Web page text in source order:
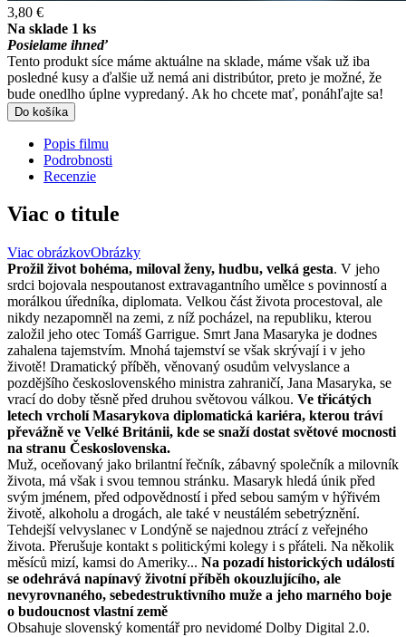
3,80 €
Na sklade 1 ks
Posielame ihneď
Tento produkt síce máme aktuálne na sklade, máme však už iba
posledné kusy a ďalšie už nemá ani distribútor, preto je možné, že
bude onedlho úplne vypredaný. Ak ho chcete mať, ponáhľajte sa!
Do košíka
Popis filmu
Podrobnosti
Recenzie
Viac o titule
Viac obrázkovObrázky
Prožil život bohéma, miloval ženy, hudbu, velká gesta. V jeho
srdci bojovala nespoutanost extravagantního umělce s povinností a
morálkou úředníka, diplomata. Velkou část života procestoval, ale
nikdy nezapomněl na zemi, z níž pocházel, na republiku, kterou
založil jeho otec Tomáš Garrigue. Smrt Jana Masaryka je dodnes
zahalena tajemstvím. Mnohá tajemství se však skrývají i v jeho
životě! Dramatický příběh, věnovaný osudům velvyslance a
pozdějšího československého ministra zahraničí, Jana Masaryka, se
vrací do doby těsně před druhou světovou válkou. Ve třicátých
letech vrcholí Masarykova diplomatická kariéra, kterou tráví
převážně ve Velké Británii, kde se snaží dostat světové mocnosti
na stranu Československa.
Muž, oceňovaný jako brilantní řečník, zábavný společník a milovník
života, má však i svou temnou stránku. Masaryk hledá únik před
svým jménem, před odpovědností i před sebou samým v hýřivém
životě, alkoholu a drogách, ale také v neustálém sebetrýznění.
Tehdejší velvyslanec v Londýně se najednou ztrácí z veřejného
života. Přerušuje kontakt s politickými kolegy i s přáteli. Na několik
měsíců mizí, kamsi do Ameriky... Na pozadí historických událostí
se odehrává napínavý životní příběh okouzlujícího, ale
nevyrovnaného, sebedestruktivního muže a jeho marného boje
o budoucnost vlastní země
Obsahuje slovenský komentář pro nevidomé Dolby Digital 2.0.